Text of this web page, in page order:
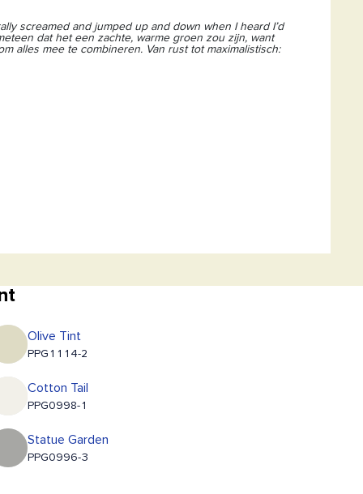
screamed and jumped up and down when I heard I’d
dat het een zachte, warme groen zou zijn, want
alles mee te combineren. Van rust tot maximalistisch:
Olive Tint
PPG1114-2
Cotton Tail
PPG0998-1
Statue Garden
PPG0996-3